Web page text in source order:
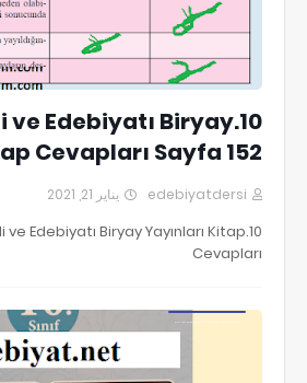
ve Edebiyatı Biryay
Cevapları Sayfa 152
edebiyatdersi يناير 21, 2021
ve Edebiyatı Biryay Yayınları Kitap
Cevapları